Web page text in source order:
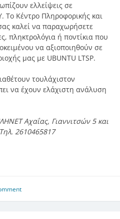
ελλείψεις σε
Το Κέντρο Πληροφορικής και
καλεί να παραχωρήσετε
πληκτρολόγια ή ποντίκια που
να αξιοποιηθούν σε
μας με UBUNTU LTSP.
τουλάχιστον
να έχουν ελάχιστη ανάλυση
Αχαΐας, Γιαννιτσών 5 και
2610465817